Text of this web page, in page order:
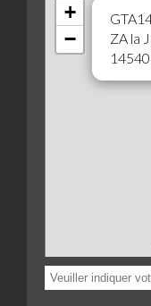
ZA la
+
−